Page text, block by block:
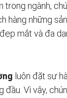
trong ngành,
hàng những
mắt và đa
luôn đặt sự
đầu. Vì vậy,